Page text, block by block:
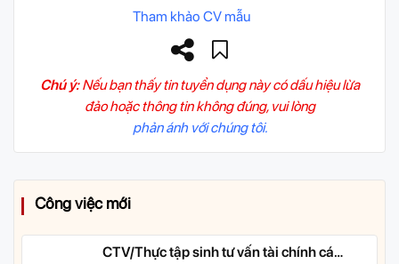
Tham khảo CV mẫu
Chú ý:Nếu bạn thấy tin tuyển dụng này có dấu hiệu lừa
đảo hoặc thông tin không đúng, vui lòng
phản ánh với chúng tôi.
Công việc mới
CTV/Thực tập sinh tư vấn tài chính cá